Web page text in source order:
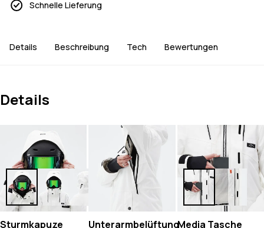
Schnelle Lieferung
Details Beschreibung Tech Bewertungen
Details
Sturmkapuze
UnterarmbelüftungMedia Tasche